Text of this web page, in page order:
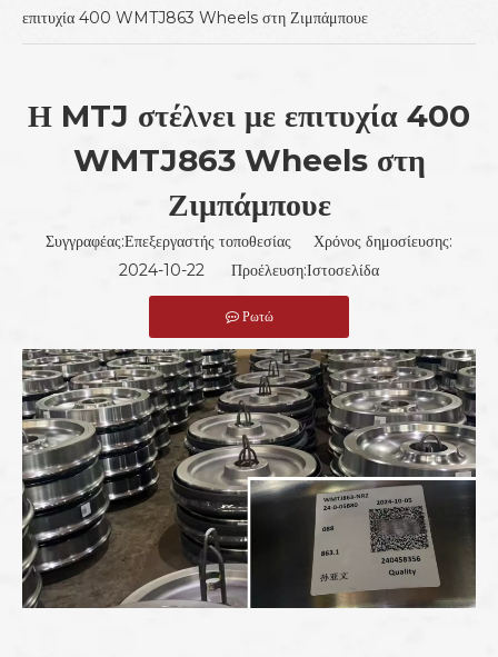
επιτυχία 400 WMTJ863 Wheels στη Ζιμπάμπουε
Η MTJ στέλνει με επιτυχία 400
WMTJ863 Wheels στη
Ζιμπάμπουε
Συγγραφέας:Επεξεργαστής τοποθεσίας Χρόνος δημοσίευσης:
2024-10-22 Προέλευση:Ιστοσελίδα
Ρωτώ